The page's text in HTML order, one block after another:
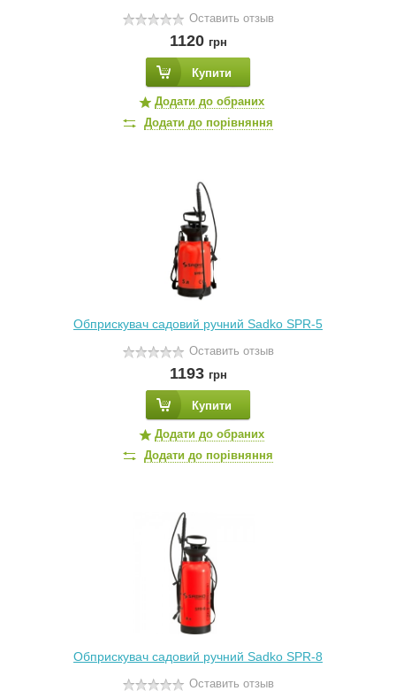
Оставить отзыв
1120 грн
Купити
Додати до обраних
Додати до порівняння
Обприскувач садовий ручний Sadko SPR-5
Оставить отзыв
1193 грн
Купити
Додати до обраних
Додати до порівняння
Обприскувач садовий ручний Sadko SPR-8
Оставить отзыв